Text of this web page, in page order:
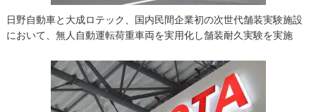
日野自動車と大成ロテック、国内民間企業初の次世代舗装実験施設
において、無人自動運転荷重車両を実用化し舗装耐久実験を実施